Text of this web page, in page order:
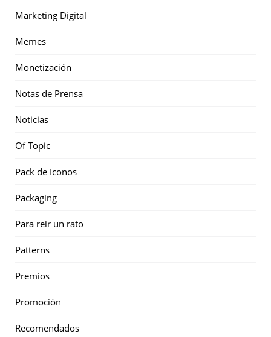
Marketing Digital
Memes
Monetización
Notas de Prensa
Noticias
Of Topic
Pack de Iconos
Packaging
Para reir un rato
Patterns
Premios
Promoción
Recomendados